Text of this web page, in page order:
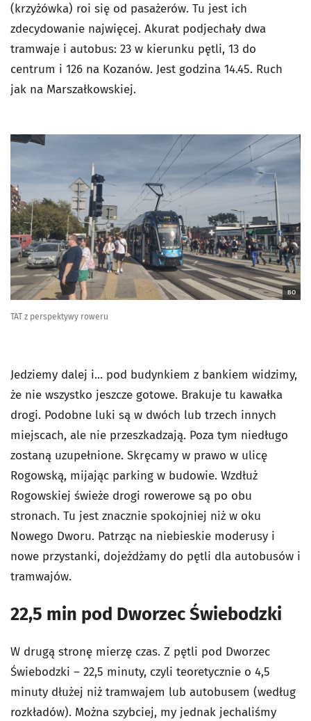
(krzyżówka) roi się od pasażerów. Tu jest ich
zdecydowanie najwięcej. Akurat podjechały dwa
tramwaje i autobus: 23 w kierunku pętli, 13 do
centrum i 126 na Kozanów. Jest godzina 14.45. Ruch
jak na Marszałkowskiej.
BO
TAT z perspektywy roweru
Jedziemy dalej i... pod budynkiem z bankiem widzimy,
że nie wszystko jeszcze gotowe. Brakuje tu kawałka
drogi. Podobne luki są w dwóch lub trzech innych
miejscach, ale nie przeszkadzają. Poza tym niedługo
zostaną uzupełnione. Skręcamy w prawo w ulicę
Rogowską, mijając parking w budowie. Wzdłuż
Rogowskiej świeże drogi rowerowe są po obu
stronach. Tu jest znacznie spokojniej niż w oku
Nowego Dworu. Patrząc na niebieskie moderusy i
nowe przystanki, dojeżdżamy do pętli dla autobusów i
tramwajów.
22,5 min pod Dworzec Świebodzki
W drugą stronę mierzę czas. Z pętli pod Dworzec
Świebodzki – 22,5 minuty, czyli teoretycznie o 4,5
minuty dłużej niż tramwajem lub autobusem (według
rozkładów). Można szybciej, my jednak jechaliśmy